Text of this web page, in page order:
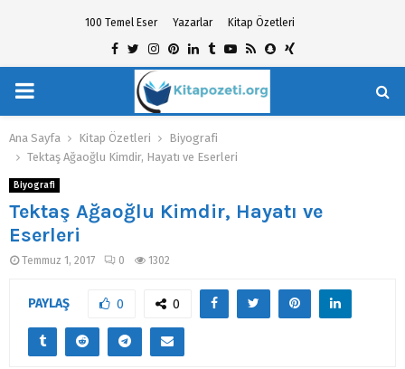
100 Temel Eser Yazarlar Kitap Özetleri
Facebook
TwitterInstagram
Pinterest
Linkedin
TumblrYoutube
RssSnapchat
Xing
PRIMARY
MENU
Ana Sayfa Kitap Özetleri
Biyografi
Tektaş Ağaoğlu Kimdir, Hayatı ve Eserleri
Biyografi
Tektaş Ağaoğlu Kimdir, Hayatı ve
Eserleri
Temmuz 1, 2017 0 1302
PAYLAŞ 0 0